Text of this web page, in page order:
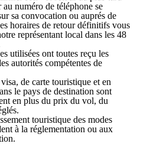
numéro de téléphone se
sa convocation ou auprés de
horaires de retour définitifs vous
représentant local dans les 48
utilisées ont toutes reçu les
autorités compétentes de
de carte touristique et en
le pays de destination sont
en plus du prix du vol, du
touristique des modes
à la réglementation ou aux